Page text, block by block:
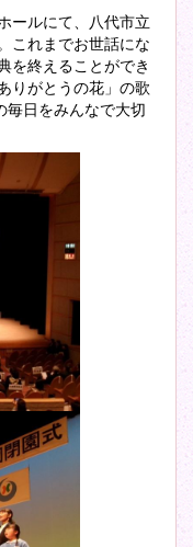
ールにて、八代市立
これまでお世話にな
を終えることができ
りがとうの花」の歌
毎日をみんなで大切